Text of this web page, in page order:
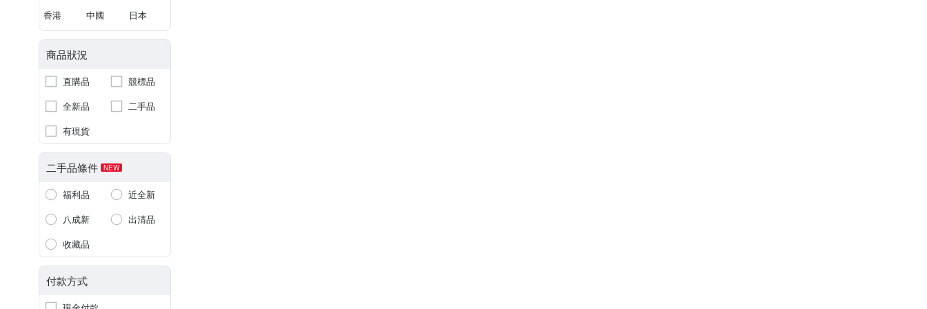
香港 中國 日本
商品狀況
直購品
競標品
全新品
二手品
有現貨
二手品條件 NEW
福利品
近全新
八成新
出清品
收藏品
付款方式